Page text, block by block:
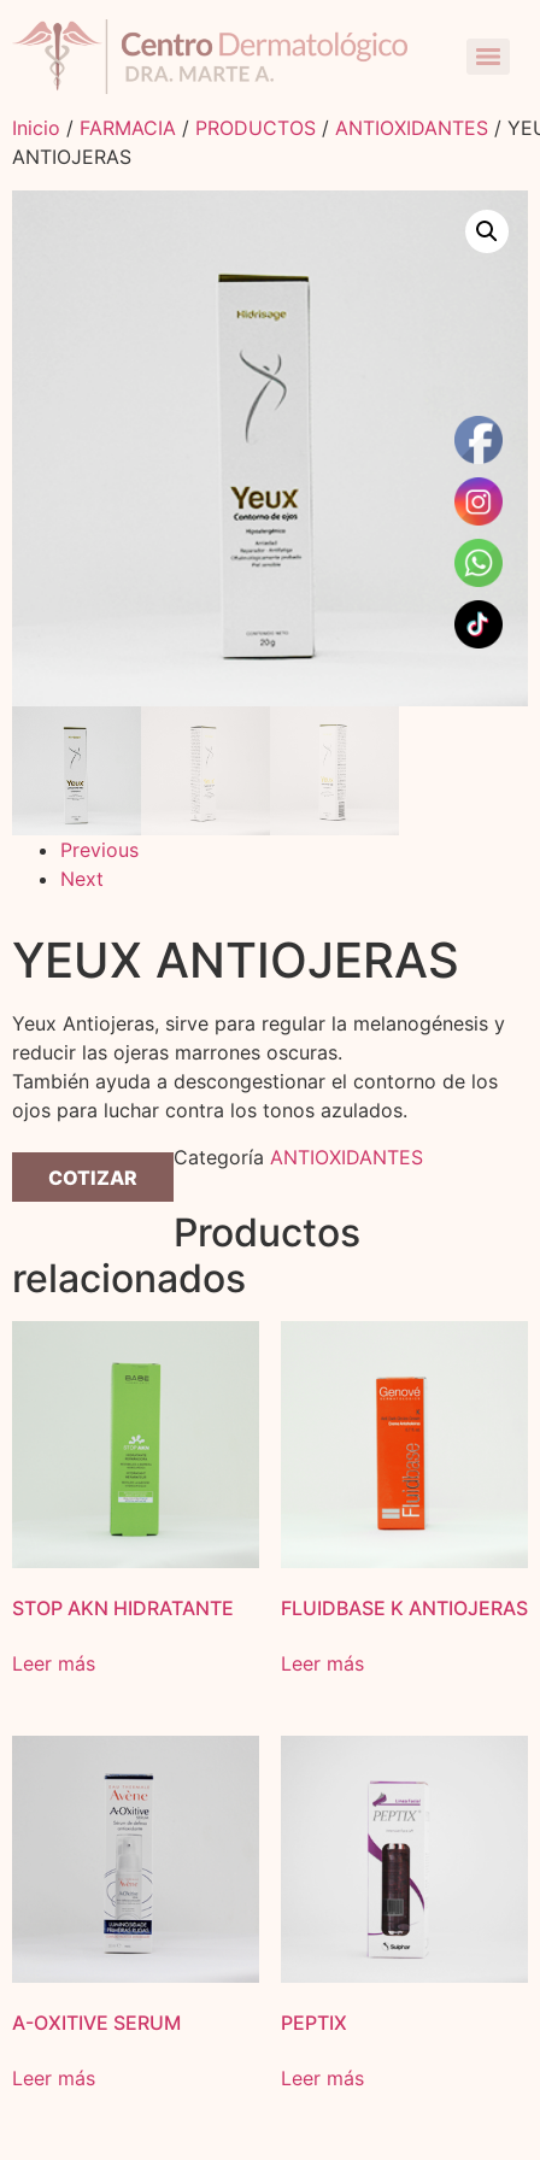
Inicio / FARMACIA / PRODUCTOS / ANTIOXIDANTES /
ANTIOJERAS
Previous
Next
YEUX ANTIOJERAS
Yeux Antiojeras, sirve para regular la melanogénesis y
reducir las ojeras marrones oscuras.
También ayuda a descongestionar el contorno de los
ojos para luchar contra los tonos azulados.
COTIZAR
Categoría ANTIOXIDANTES
Productos
relacionados
STOP AKN HIDRATANTE
Leer más
FLUIDBASE K ANTIOJERAS
Leer más
A-OXITIVE SERUM
Leer más
PEPTIX
Leer más